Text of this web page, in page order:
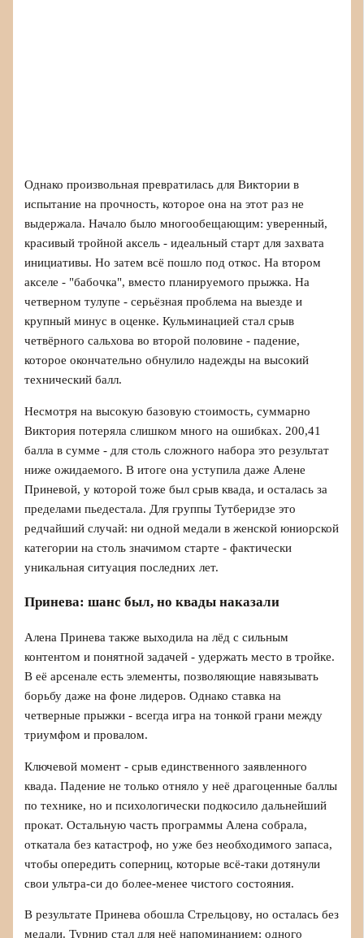
Однако произвольная превратилась для Виктории в
испытание на прочность, которое она на этот раз не
выдержала. Начало было многообещающим: уверенный,
красивый тройной аксель - идеальный старт для захвата
инициативы. Но затем всё пошло под откос. На втором
акселе - "бабочка", вместо планируемого прыжка. На
четверном тулупе - серьёзная проблема на выезде и
крупный минус в оценке. Кульминацией стал срыв
четвёрного сальхова во второй половине - падение,
которое окончательно обнулило надежды на высокий
технический балл.
Несмотря на высокую базовую стоимость, суммарно
Виктория потеряла слишком много на ошибках. 200,41
балла в сумме - для столь сложного набора это результат
ниже ожидаемого. В итоге она уступила даже Алене
Приневой, у которой тоже был срыв квада, и осталась за
пределами пьедестала. Для группы Тутберидзе это
редчайший случай: ни одной медали в женской юниорской
категории на столь значимом старте - фактически
уникальная ситуация последних лет.
Принева: шанс был, но квады наказали
Алена Принева также выходила на лёд с сильным
контентом и понятной задачей - удержать место в тройке.
В её арсенале есть элементы, позволяющие навязывать
борьбу даже на фоне лидеров. Однако ставка на
четверные прыжки - всегда игра на тонкой грани между
триумфом и провалом.
Ключевой момент - срыв единственного заявленного
квада. Падение не только отняло у неё драгоценные баллы
по технике, но и психологически подкосило дальнейший
прокат. Остальную часть программы Алена собрала,
откатала без катастроф, но уже без необходимого запаса,
чтобы опередить соперниц, которые всё-таки дотянули
свои ультра-си до более-менее чистого состояния.
В результате Принева обошла Стрельцову, но осталась без
медали. Турнир стал для неё напоминанием: одного